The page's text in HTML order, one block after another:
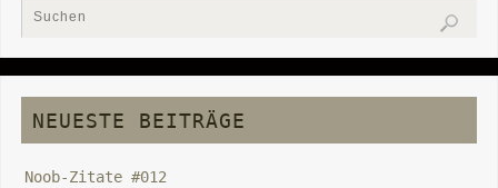
NEUESTE BEITRÄGE
Noob-Zitate #012